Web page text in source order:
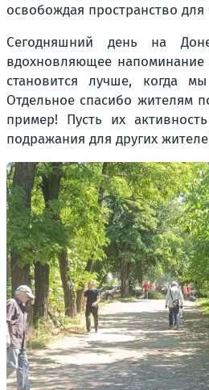
освобождая пространство
Сегодняшний день на
вдохновляющее
становится лучше, когда
Отдельное спасибо жителям
пример! Пусть их
подражания для других